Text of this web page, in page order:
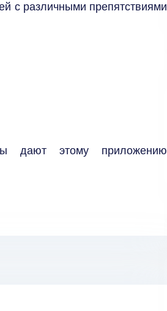
с различными препятствиями
дают этому приложению